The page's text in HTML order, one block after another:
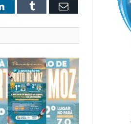
LinkedInTumblr Email